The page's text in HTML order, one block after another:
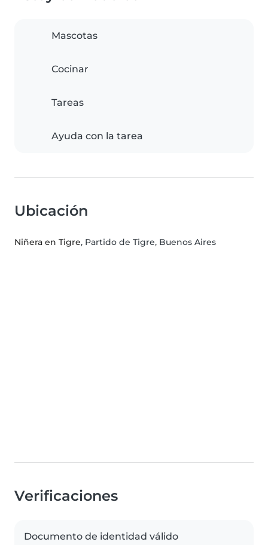
Mascotas
Cocinar
Tareas
Ayuda con la tarea
Ubicación
Niñera en Tigre, Partido de Tigre, Buenos Aires
Verificaciones
Documento de identidad válido